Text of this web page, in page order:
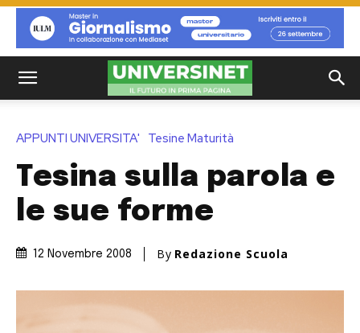
APPUNTI UNIVERSITA' Tesine Maturità
Tesina sulla parola e
le sue forme
12 Novembre 2008 By Redazione Scuola